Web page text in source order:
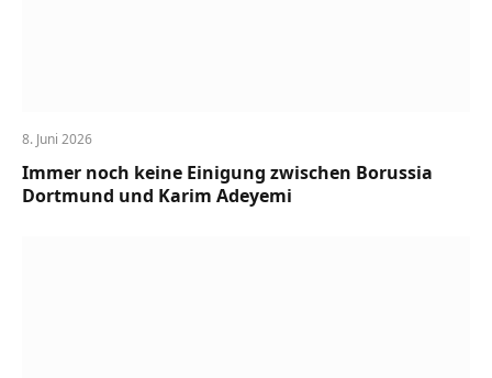
8. Juni 2026
Immer noch keine Einigung zwischen Borussia
Dortmund und Karim Adeyemi